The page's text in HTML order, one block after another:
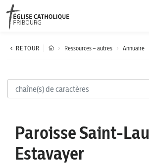
Région diocésaine
Actualités
RETOUR Ressources – autres Annuaire
Paroisse Saint-
Estavayer